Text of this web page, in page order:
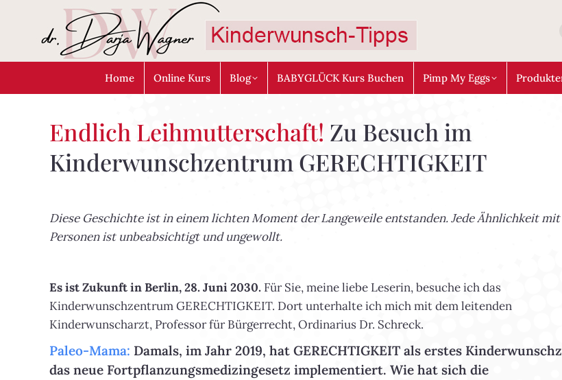
Home Online Kurs Blog BABYGLÜCK Kurs Buchen Pimp My Eggs
Endlich Leihmutterschaft! Zu Besuch im
Kinderwunschzentrum GERECHTIGKEIT
Diese Geschichte ist in einem lichten Moment der Langeweile entstanden. Jede Ähnlichkeit
Personen ist unbeabsichtigt und ungewollt.
Es ist Zukunft in Berlin, 28. Juni 2030. Für Sie, meine liebe Leserin, besuche ich das
Kinderwunschzentrum GERECHTIGKEIT. Dort unterhalte ich mich mit dem leitenden
Kinderwunscharzt, Professor für Bürgerrecht, Ordinarius Dr. Schreck.
Paleo-Mama: Damals, im Jahr 2019, hat GERECHTIGKEIT als erstes
das neue Fortpflanzungsmedizingesetz implementiert. Wie hat sich die